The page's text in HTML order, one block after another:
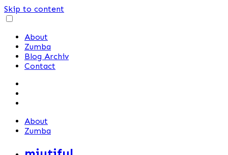
Skip to content
About
Zumba
Blog Archiv
Contact
About
Zumba